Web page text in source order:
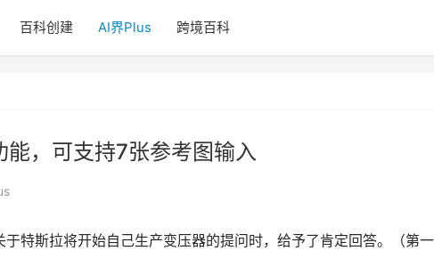
百科创建 AI界Plus 跨境百科
，可支持7张参考图输入
特斯拉将开始自己生产变压器的提问时，给予了肯定回答。（第